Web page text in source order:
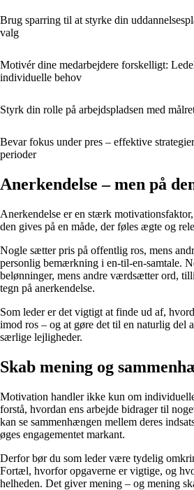
Brug sparring til at styrke din
valg
Motivér dine medarbejdere forskelligt:
individuelle behov
Styrk din rolle på arbejdspladsen med
Bevar fokus under pres – effektive
perioder
Anerkendelse – men på
Anerkendelse er en stærk
den gives på en måde, der føles ægte og
Nogle sætter pris på offentlig ros, mens
personlig bemærkning i en-til-en-samtale.
belønninger, mens andre værdsætter ord,
tegn på anerkendelse.
Som leder er det vigtigt at finde ud af,
imod ros – og at gøre det til en naturlig del
særlige lejligheder.
Skab mening og
Motivation handler ikke kun om
forstå, hvordan ens arbejde bidrager til
kan se sammenhængen mellem deres
øges engagementet markant.
Derfor bør du som leder være tydelig
Fortæl, hvorfor opgaverne er vigtige, og
helheden. Det giver mening – og mening